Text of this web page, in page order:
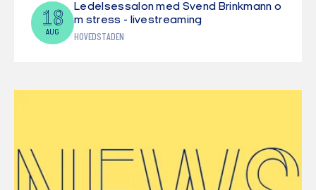
18
AUG
Ledelsessalon med Svend Brinkmann o
m stress - livestreaming
HOVEDSTADEN